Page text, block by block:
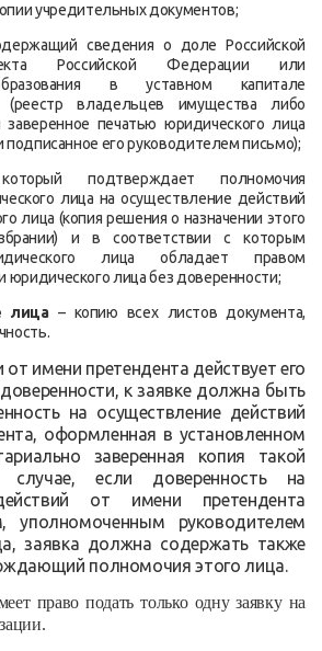
учредительных документов;
сведения о доле Российской
Российской Федерации или
в уставном капитале
(реестр владельцев имущества либо
печатью юридического лица
подписанное его руководителем письмо);
подтверждает полномочия
лица на осуществление действий
лица (копия решения о назначении этого
и в соответствии с которым
лица обладает правом
юридического лица без доверенности;
– копию всех листов документа,
от имени претендента действует его
к заявке должна быть
на осуществление действий
оформленная в установленном
заверенная копия такой
случае, если доверенность на
от имени претендента
уполномоченным руководителем
заявка должна содержать также
полномочия этого лица.
право подать только одну заявку на